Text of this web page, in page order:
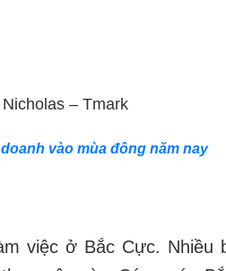
– Tmark
vào mùa đông năm nay
việc ở Bắc Cực. Nhiều